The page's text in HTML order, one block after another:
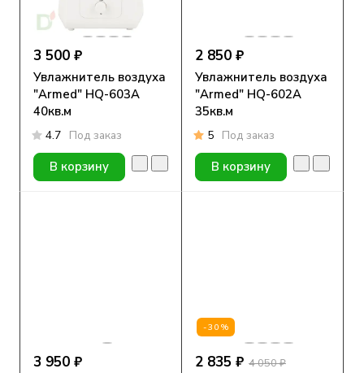
3 500 ₽
Увлажнитель воздуха
"Armed" HQ-603A
40кв.м
4.7 Под заказ
В корзину
2 850 ₽
Увлажнитель воздуха
"Armed" HQ-602A
35кв.м
5 Под заказ
В корзину
3 950 ₽
-30%
2 835 ₽ 4 050 ₽